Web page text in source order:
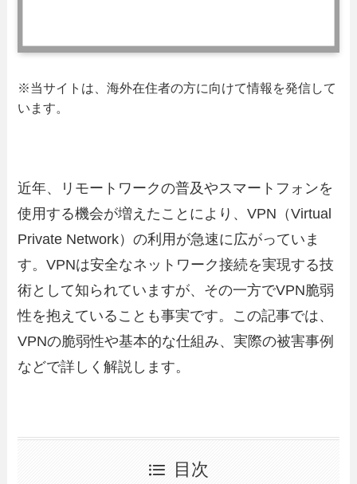
※当サイトは、海外在住者の方に向けて情報を発信して
います。
近年、リモートワークの普及やスマートフォンを
使用する機会が増えたことにより、VPN（Virtual
Private Network）の利用が急速に広がっていま
す。VPNは安全なネットワーク接続を実現する技
術として知られていますが、その一方でVPN脆弱
性を抱えていることも事実です。この記事では、
VPNの脆弱性や基本的な仕組み、実際の被害事例
などで詳しく解説します。
目次